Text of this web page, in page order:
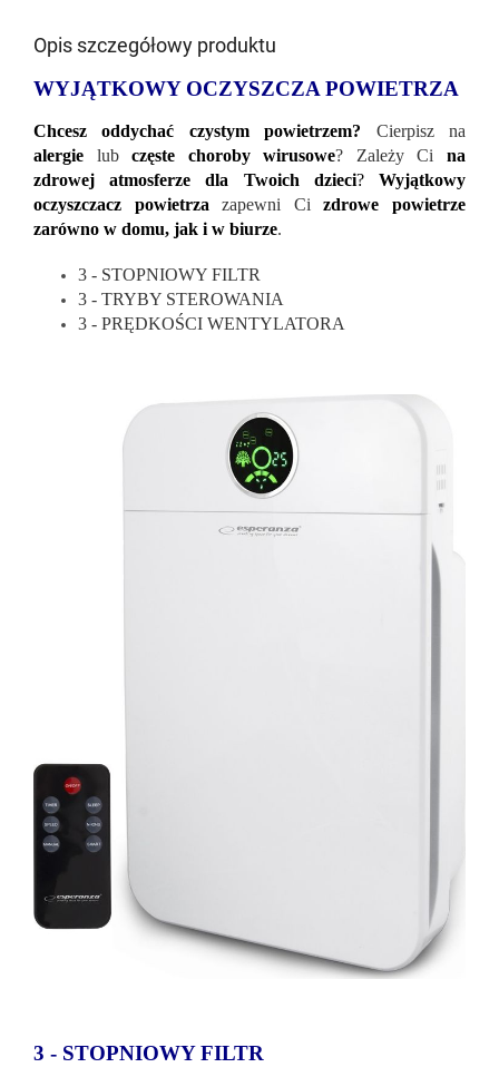
Opis szczegółowy produktu
WYJĄTKOWY OCZYSZCZA POWIETRZA
Chcesz oddychać czystym powietrzem? Cierpisz na
alergie lubczęste choroby wirusowe? Zależy Cina
zdrowej atmosferze dla Twoich dzieci?Wyjątkowy
oczyszczacz powietrza zapewni Cizdrowe powietrze
zarówno w domu, jak i w biurze.
3 - STOPNIOWY FILTR
3 - TRYBY STEROWANIA
3 - PRĘDKOŚCI WENTYLATORA
3 - STOPNIOWY FILTR